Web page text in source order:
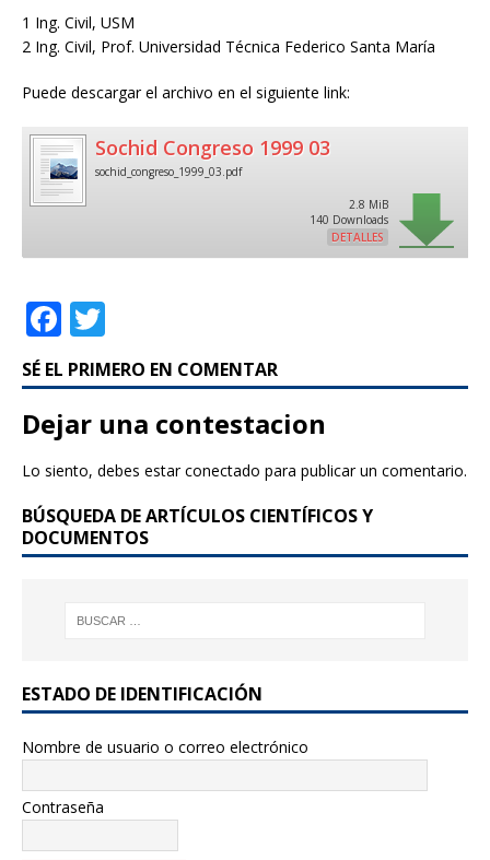
1 Ing. Civil, USM
2 Ing. Civil, Prof. Universidad Técnica Federico Santa María
Puede descargar el archivo en el siguiente link:
Sochid Congreso 1999 03
sochid_congreso_1999_03.pdf
2.8 MiB
140 Downloads
DETALLES
F
a
c
e
b
o
k
w
it
te
r
SÉ EL PRIMERO EN COMENTAR
Dejar una contestacion
Lo siento, debes estarconectado para publicar un comentario.
BÚSQUEDA DE ARTÍCULOS CIENTÍFICOS Y
DOCUMENTOS
ESTADO DE IDENTIFICACIÓN
Nombre de usuario o correo electrónico
Contraseña